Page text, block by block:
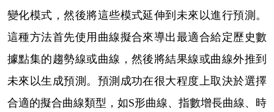
變化模式，然後將這些模式延伸到未來以進行預測。
這種方法首先使用曲線擬合來導出最適合給定歷史數
據點集的趨勢線或曲線，然後將結果線或曲線外推到
未來以生成預測。預測成功在很大程度上取決於選擇
合適的擬合曲線類型，如S形曲線、指數增長曲線、時